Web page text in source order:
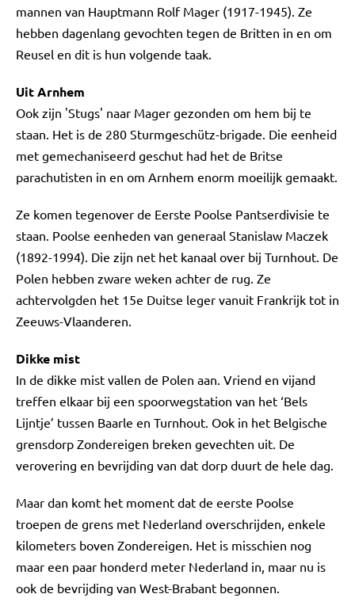
mannen van Hauptmann Rolf Mager (1917-1945). Ze
hebben dagenlang gevochten tegen de Britten in en om
Reusel en dit is hun volgende taak.
Uit Arnhem
Ook zijn 'Stugs' naar Mager gezonden om hem bij te
staan. Het is de 280 Sturmgeschütz-brigade. Die eenheid
met gemechaniseerd geschut had het de Britse
parachutisten in en om Arnhem enorm moeilijk gemaakt.
Ze komen tegenover de Eerste Poolse Pantserdivisie te
staan. Poolse eenheden van generaal Stanislaw Maczek
(1892-1994). Die zijn net het kanaal over bij Turnhout. De
Polen hebben zware weken achter de rug. Ze
achtervolgden het 15e Duitse leger vanuit Frankrijk tot in
Zeeuws-Vlaanderen.
Dikke mist
In de dikke mist vallen de Polen aan. Vriend en vijand
treffen elkaar bij een spoorwegstation van het ‘Bels
Lijntje’ tussen Baarle en Turnhout. Ook in het Belgische
grensdorp Zondereigen breken gevechten uit. De
verovering en bevrijding van dat dorp duurt de hele dag.
Maar dan komt het moment dat de eerste Poolse
troepen de grens met Nederland overschrijden, enkele
kilometers boven Zondereigen. Het is misschien nog
maar een paar honderd meter Nederland in, maar nu is
ook de bevrijding van West-Brabant begonnen.